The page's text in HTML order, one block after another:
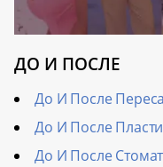
ДО И ПОСЛЕ
До И После
До И После
До И После